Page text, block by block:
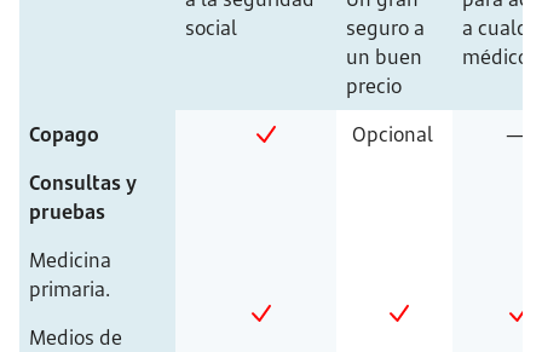
social
seguro a
un buen
precio
a
médico
Copago Opcional
—
Consultas y
pruebas
Medicina
primaria.
Medios de